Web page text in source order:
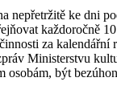
nepřetržitě ke dni
každoročně
za kalendářní
Ministerstvu
osobám, být